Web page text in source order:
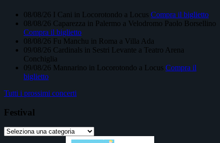
08/08/26 I Cani in Locorotondo a Locus Compra il biglietto
08/08/26 Caparezza in Palermo a Velodromo Paolo Borsellino
Compra il biglietto
08/08/26 Fu Manchu in Roma a Villa Ada
09/08/26 Cardinals in Sestri Levante a Teatro Arena
Conchiglia
09/08/26 Mannarino in Locorotondo a Locus Compra il
biglietto
Tutti i prossimi concerti
Festival